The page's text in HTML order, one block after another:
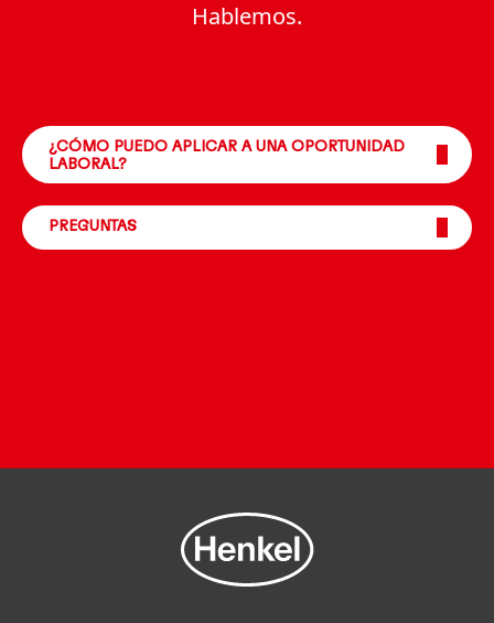
Hablemos.
¿CÓMO PUEDO APLICAR A UNA OPORTUNIDAD
LABORAL?
PREGUNTAS